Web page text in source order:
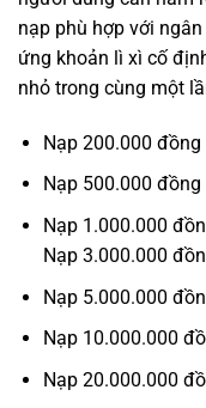
nạp phù hợp với
ứng khoản lì xì cố
nhỏ trong cùng một
Nạp 200.000
Nạp 500.000
Nạp 1.000.000
Nạp 3.000.000
Nạp 5.000.000
Nạp 10.000.000
Nạp 20.000.000